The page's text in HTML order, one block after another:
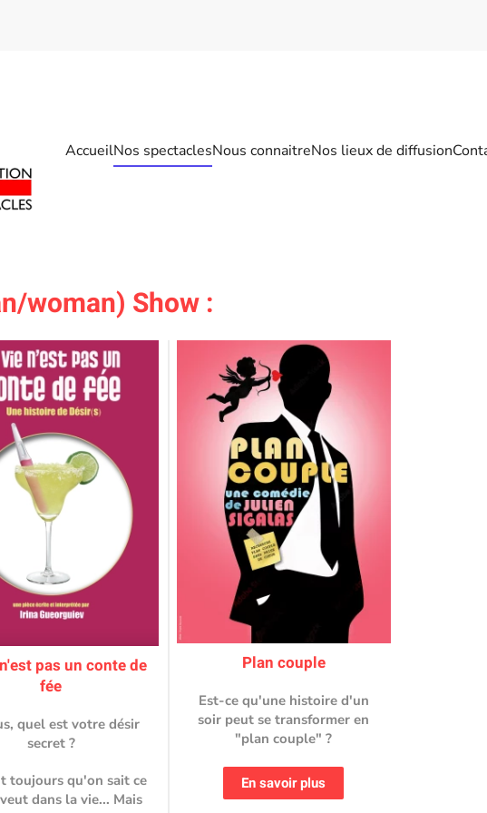
AccueilNos spectaclesNous connaitreNos lieux de diffusion
woman) Show :
pas un conte de
fée
quel est votre désir
secret ?
toujours qu'on sait ce
dans la vie... Mais
Plan couple
Est-ce qu'une histoire d'un
soir peut se transformer en
"plan couple" ?
En savoir plus